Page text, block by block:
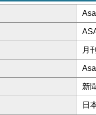
月刊
新
日